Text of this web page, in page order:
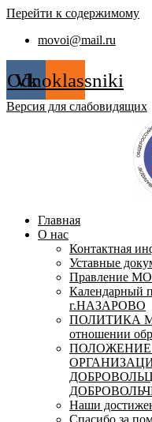
Перейти к содержимому
movoi@mail.ru
Vk
Odnoklassniki
Версия для слабовидящих
Главная
О нас
Контактная
Уставные
Правление
Календарный
г.НАЗАРОВО
ПОЛИТИКА
отношении
Наши
Спасибо за